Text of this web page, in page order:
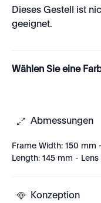
Dieses Gestell ist
geeignet.
Wählen Sie eine
Abmessungen
Frame Width: 150 mm
Length: 145 mm -
Konzeption